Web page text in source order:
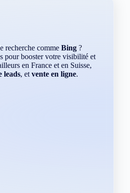
recherche comme Bing ?
pour booster votre visibilité et
en France et en Suisse,
leads, et vente en ligne.